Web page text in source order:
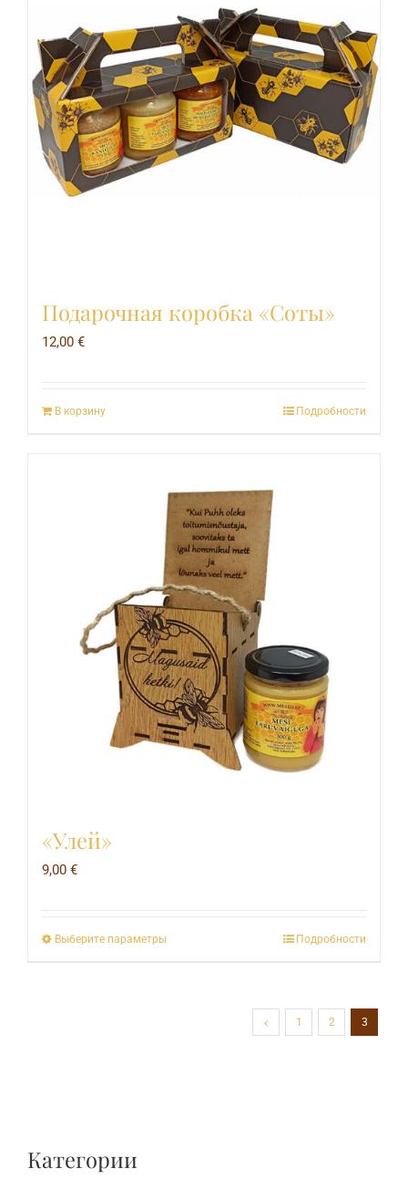
Подарочная коробка «Соты»
12,00 €
В корзину Подробности
«Улей»
9,00 €
Выберите параметрыЭтот
Подробности
1 2 3
Категории